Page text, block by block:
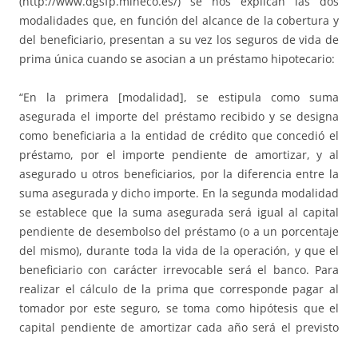
modalidades que, en función del alcance de la cobertura y
del beneficiario, presentan a su vez los seguros de vida de
prima única cuando se asocian a un préstamo hipotecario:
“En la primera [modalidad], se estipula como suma
asegurada el importe del préstamo recibido y se designa
como beneficiaria a la entidad de crédito que concedió el
préstamo, por el importe pendiente de amortizar, y al
asegurado u otros beneficiarios, por la diferencia entre la
suma asegurada y dicho importe. En la segunda modalidad
se establece que la suma asegurada será igual al capital
pendiente de desembolso del préstamo (o a un porcentaje
del mismo), durante toda la vida de la operación, y que el
beneficiario con carácter irrevocable será el banco. Para
realizar el cálculo de la prima que corresponde pagar al
tomador por este seguro, se toma como hipótesis que el
capital pendiente de amortizar cada año será el previsto